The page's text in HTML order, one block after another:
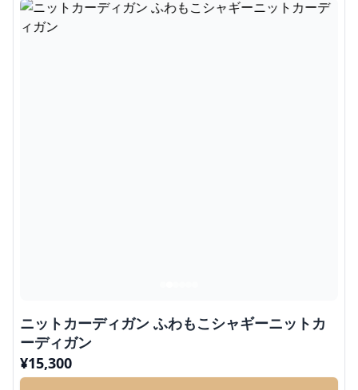
ニットカーディガン ふわもこシャギーニットカ
ーディガン
¥15,300